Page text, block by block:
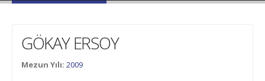
GÖKAY ERSOY
Mezun Yılı: 2009